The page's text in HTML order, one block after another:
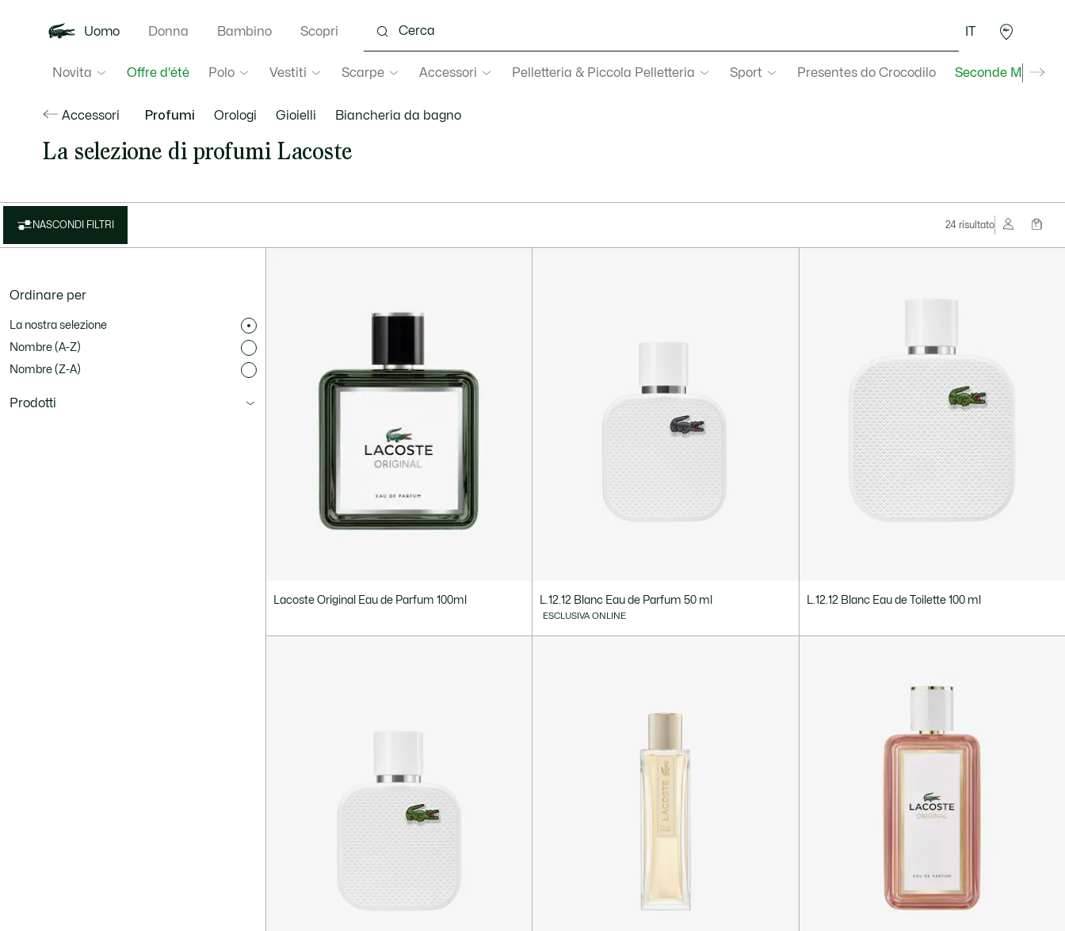
Uomo
Novita Offre d'été Polo Vestiti Scarpe Accessori Pelletteria & Piccola Pelletteria Sport Presentes do Crocodilo Seconde Main
Donna Bambino Scopri IT
Accessori Profumi Orologi Gioielli Biancheria da bagno
La selezione di profumi Lacoste
NASCONDI FILTRI 24 risultato
Ordinare per
La nostra selezione
Nombre (A-Z)
Nombre (Z-A)
Prodotti
Lacoste Original Eau de Parfum 100ml L.12.12 Blanc Eau de Parfum 50 ml
ESCLUSIVA ONLINE
L.12.12 Blanc Eau de Toilette 100 ml